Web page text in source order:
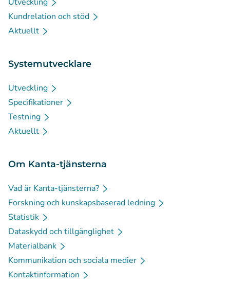
Kundrelation och stöd
Aktuellt
Systemutvecklare
Utveckling
Specifikationer
Testning
Aktuellt
Om Kanta-tjänsterna
Vad är Kanta-tjänsterna?
Forskning och kunskapsbaserad ledning
Statistik
Dataskydd och tillgänglighet
Materialbank
Kommunikation och sociala medier
Kontaktinformation